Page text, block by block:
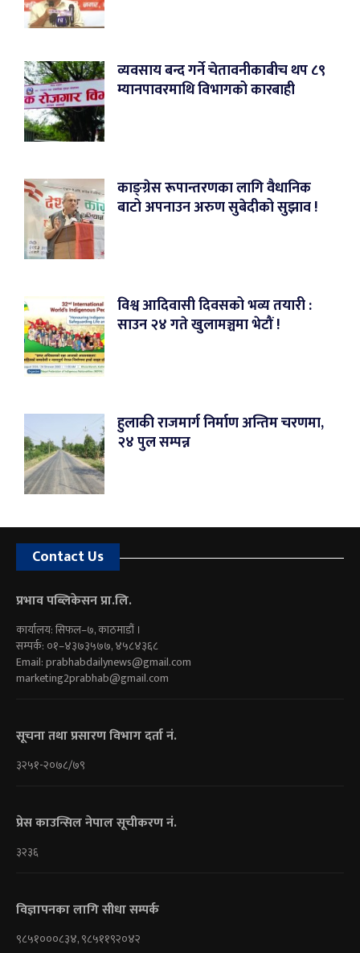
व्यवसाय बन्द गर्ने चेतावनीकाबीच थप ८९
म्यानपावरमाथि विभागको कारबाही
काङ्ग्रेस रूपान्तरणका लागि वैधानिक
बाटो अपनाउन अरुण सुबेदीको सुझाव !
विश्व आदिवासी दिवसको भव्य तयारी :
साउन २४ गते खुलामञ्चमा भेटौं !
हुलाकी राजमार्ग निर्माण अन्तिम चरणमा,
२४ पुल सम्पन्न
Contact Us
प्रभाव पब्लिकेसन प्रा.लि.
कार्यालय: सिफल–७, काठमाडौं ।
सम्पर्क: ०१–४३७३५७७, ४५८४३६८
Email:prabhabdailynews@gmail.com
marketing2prabhab@gmail.com
सूचना तथा प्रसारण विभाग दर्ता नं.
३२५१-२०७८/७९
प्रेस काउन्सिल नेपाल सूचीकरण नं.
३२३६
विज्ञापनका लागि सीधा सम्पर्क
९८५१०००८३४, ९८५११९२०४२